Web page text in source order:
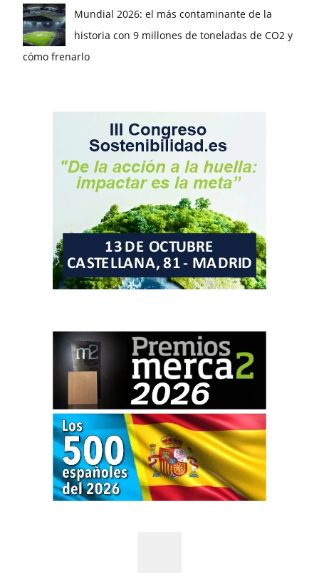
Mundial 2026: el más contaminante de la
historia con 9 millones de toneladas de CO2 y
cómo frenarlo